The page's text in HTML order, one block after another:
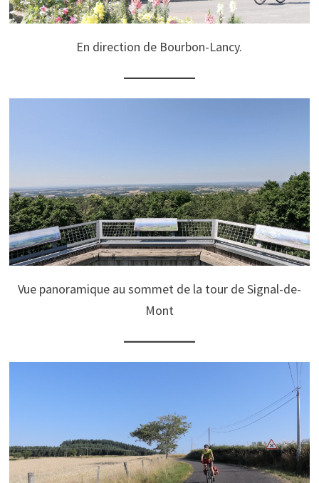
En direction de Bourbon-Lancy.
Vue panoramique au sommet de la tour de Signal-de-
Mont